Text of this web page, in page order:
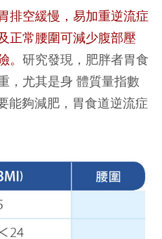
排空緩慢，易加重逆流症
正常腰圍可減少腹部壓
研究發現，肥胖者胃食
，尤其是身 體質量指數
能夠減肥，胃食道逆流症